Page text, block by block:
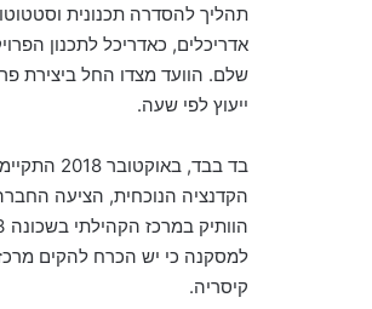
תהליך להסדרה תכנונית
אדריכלים, כאדריכל לתכנון
שלם. הוועד מצדו החל ביצירת
ייעוץ לפי שעה.
בד בבד, באוקטובר
הקדנציה הנוכחית, הציעה
הוותיק במרכז הקהילתי בשכונה
למסקנה כי יש הכרח להקים
קיסריה.